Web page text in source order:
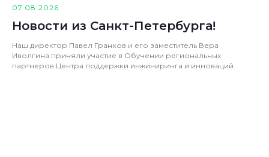
07.08.2026
Новости из Санкт-Петербурга!
Наш директор Павел Гранков и его заместитель Вера
Иволгина приняли участие в Обучении региональных
партнеров Центра поддержки инжиниринга и инноваций.